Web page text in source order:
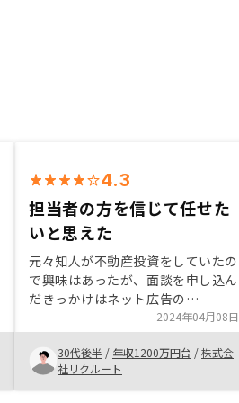
4.3
担当者の方を信じて任せた
いと思えた
元々知人が不動産投資をしていたの
で興味はあったが、面談を申し込ん
だきっかけはネット広告の
Amazonギフト券でした。購入を
決めたのは担当者の方がメリットデ
メリットから、節税などの細かい質
問まで、何でも丁寧に教えて下さっ
た事と、ご自身もRenosyで複数不
2024年04月08日
30代後半 / 年収1200万円台 /株式会
社リクルート